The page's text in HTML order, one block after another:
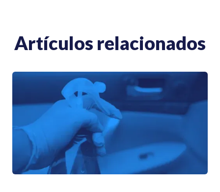
Artículos relacionados